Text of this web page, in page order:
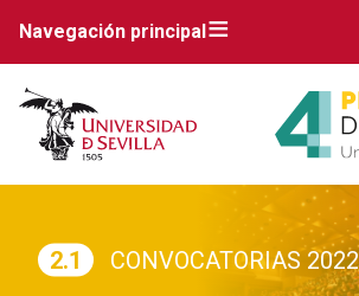
Navegación principal
2.1 CONVOCATORIAS 2022